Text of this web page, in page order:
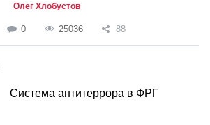
Олег Хлобустов
0 25036 88
Система антитеррора в ФРГ